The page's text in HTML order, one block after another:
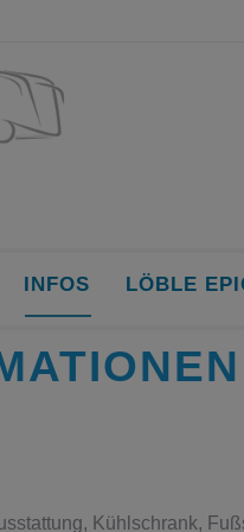
INFOS LÖBLE
Kühlschrank,